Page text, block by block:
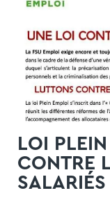
LOI
CONTRE
SALARIÉS